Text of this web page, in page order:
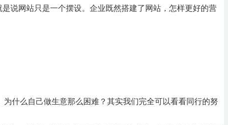
说网站只是一个摆设。企业既然搭建了网站，怎样更好的营
什么自己做生意那么困难？其实我们完全可以看看同行的努